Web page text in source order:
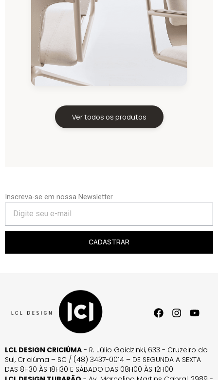
Ver todos os produtos
Inscreva-se em nossa Newsletter
CADASTRAR
LCL DESIGN CRICIÚMA - R. Júlio Gaidzinki, 633 - Cruzeiro do
Sul, Criciúma – SC / (48) 3437-0014 – DE SEGUNDA A SEXTA
DAS 8H30 ÀS 18H30 E SÁBADO DAS 08H00 ÀS 12H00